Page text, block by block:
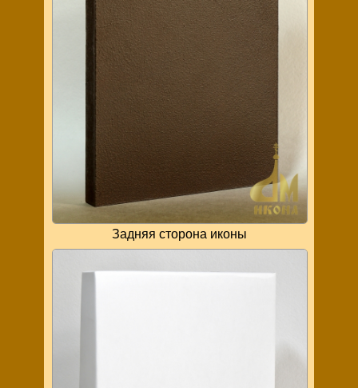
Задняя сторона иконы